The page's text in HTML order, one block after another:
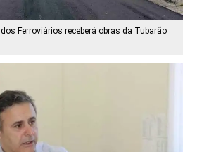
Ferroviários receberá obras da Tubarão